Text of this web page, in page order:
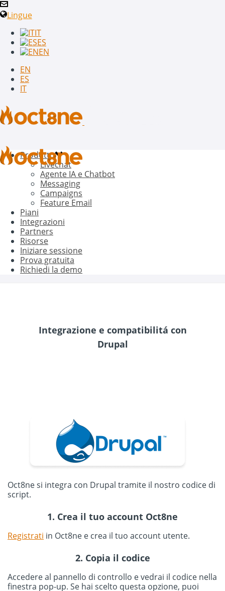
Lingue
IT
ES
EN
EN
ES
IT
Prodotto
Livechat
Agente IA e Chatbot
Messaging
Campaigns
Feature Email
Piani
Integrazioni
Partners
Risorse
Iniziare sessione
Prova gratuita
Richiedi la demo
Integrazione e compatibilitá con
Drupal
Oct8ne si integra con Drupal tramite il nostro codice di
script.
1. Crea il tuo account Oct8ne
Registrati in Oct8ne e crea il tuo account utente.
2. Copia il codice
Accedere al pannello di controllo e vedrai il codice nella
finestra pop-up. Se hai scelto questa opzione, puoi